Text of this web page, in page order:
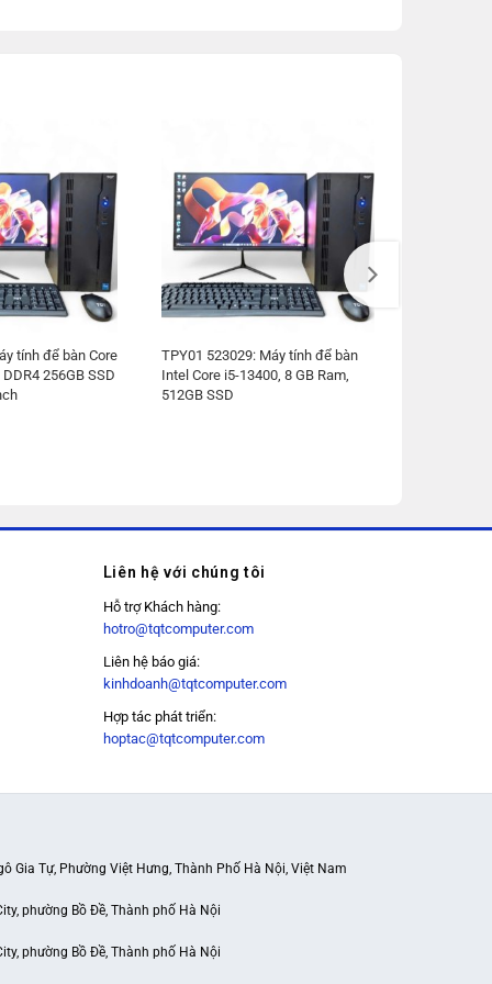
tính để bàn Core
256GB SSD
TPY01 523029: Máy tính để bàn
Intel Core i5-13400, 8 GB Ram,
512GB SSD
Liên hệ với chúng tôi
Hỗ trợ Khách hàng:
hotro@tqtcomputer.com
Liên hệ báo giá:
kinhdoanh@tqtcomputer.com
Hợp tác phát triển:
hoptac@tqtcomputer.com
Gia Tự, Phường Việt Hưng, Thành Phố Hà Nội, Việt Nam
phường Bồ Đề, Thành phố Hà Nội
phường Bồ Đề, Thành phố Hà Nội